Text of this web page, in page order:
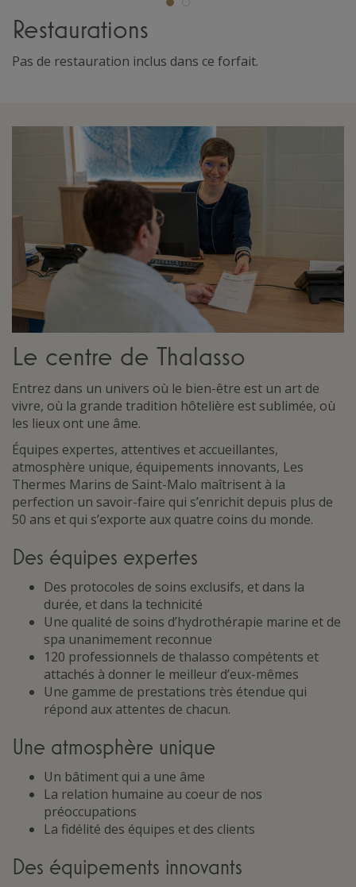
Restaurations
Pas de restauration inclus dans ce forfait.
Le centre de Thalasso
Entrez dans un univers où le bien-être est un art de
vivre, où la grande tradition hôtelière est sublimée, où
les lieux ont une âme.
Équipes expertes, attentives et accueillantes,
atmosphère unique, équipements innovants, Les
Thermes Marins de Saint-Malo maîtrisent à la
perfection un savoir-faire qui s’enrichit depuis plus de
50 ans et qui s’exporte aux quatre coins du monde.
Des équipes expertes
Des protocoles de soins exclusifs, et dans la
durée, et dans la technicité
Une qualité de soins d’hydrothérapie marine et de
spa unanimement reconnue
120 professionnels de thalasso compétents et
attachés à donner le meilleur d’eux-mêmes
Une gamme de prestations très étendue qui
répond aux attentes de chacun.
Une atmosphère unique
Un bâtiment qui a une âme
La relation humaine au coeur de nos
préoccupations
La fidélité des équipes et des clients
Des équipements innovants